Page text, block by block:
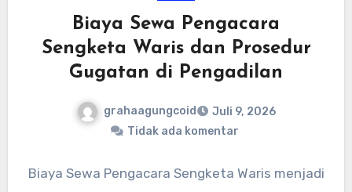
Biaya Sewa Pengacara
Sengketa Waris dan Prosedur
Gugatan di Pengadilan
grahaagungcoid
Juli 9, 2026
Tidak ada komentar
Biaya Sewa Pengacara Sengketa Waris menjadi